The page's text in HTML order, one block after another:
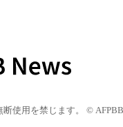
使用を禁じます。 © AFPBB